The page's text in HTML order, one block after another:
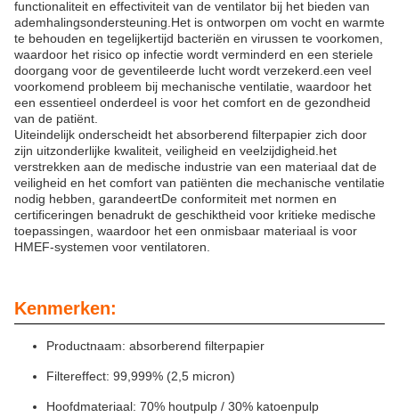
functionaliteit en effectiviteit van de ventilator bij het bieden van
ademhalingsondersteuning.Het is ontworpen om vocht en warmte
te behouden en tegelijkertijd bacteriën en virussen te voorkomen,
waardoor het risico op infectie wordt verminderd en een steriele
doorgang voor de geventileerde lucht wordt verzekerd.een veel
voorkomend probleem bij mechanische ventilatie, waardoor het
een essentieel onderdeel is voor het comfort en de gezondheid
van de patiënt.
Uiteindelijk onderscheidt het absorberend filterpapier zich door
zijn uitzonderlijke kwaliteit, veiligheid en veelzijdigheid.het
verstrekken aan de medische industrie van een materiaal dat de
veiligheid en het comfort van patiënten die mechanische ventilatie
nodig hebben, garandeertDe conformiteit met normen en
certificeringen benadrukt de geschiktheid voor kritieke medische
toepassingen, waardoor het een onmisbaar materiaal is voor
HMEF-systemen voor ventilatoren.
Kenmerken:
Productnaam: absorberend filterpapier
Filtereffect: 99,999% (2,5 micron)
Hoofdmateriaal: 70% houtpulp / 30% katoenpulp